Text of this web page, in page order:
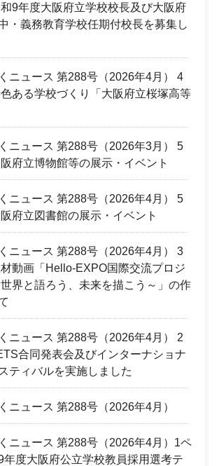
9年度大阪府立学校校長及び大阪府
・義務教育学校任期付校長を募集し
ニュース 第288号（2026年4月） 4
ある学校づくり「大阪府立桜塚高等
ニュース 第288号（2026年3月） 5
府立博物館等の展示・イベント
ニュース 第288号（2026年4月） 5
府立図書館の展示・イベント
ニュース 第288号（2026年4月） 3
動画「Hello-EXPO国際交流プロジ
界と語ろう、未来を描こう～」の作
ニュース 第288号（2026年4月） 2
合同発表会及びインターナショナ
ティバルを実施しました
ニュース 第288号（2026年4月）
ニュース 第288号（2026年4月）1ペ
年度大阪府公立学校教員採用選考テ